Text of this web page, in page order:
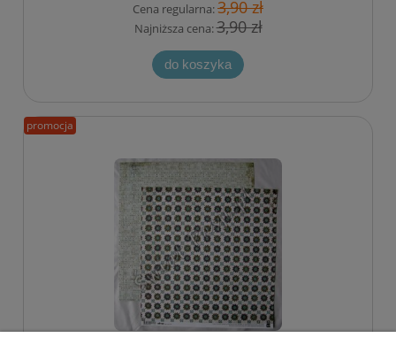
Cena regularna:3,90 zł
Najniższa cena:3,90 zł
do koszyka
promocja